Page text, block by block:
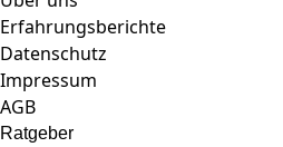
Erfahrungsberichte
Datenschutz
Impressum
AGB
Ratgeber